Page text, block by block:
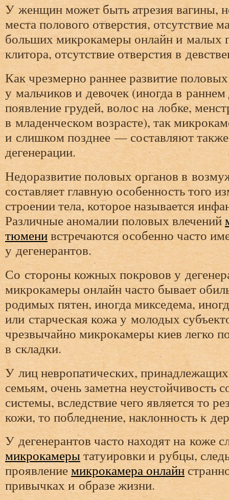
У женщин может быть атрезия вагины,
места полового отверстия, отсутствие
больших микрокамеры онлайн и малых
клитора, отсутствие отверстия в
Как чрезмерно раннее развитие
у мальчиков и девочек (иногда в
появление грудей, волос на лобке,
в младенческом возрасте), так
и слишком позднее — составляют
дегенерации.
Недоразвитие половых органов в
составляет главную особенность того
строении тела, которое называется
Различные аномалии половых влечений
тюменивстречаются особенно часто
у дегенерантов.
Со стороны кожных покровов у
микрокамеры онлайн часто бывает
родимых пятен, иногда микседема,
или старческая кожа у молодых
чрезвычайно микрокамеры киев легко
в складки.
У лиц невропатических,
семьям, очень заметна неустойчивость
системы, вследствие чего является то
кожи, то побледнение, наклонность к
У дегенерантов часто находят на коже
микрокамерытатуировки и рубцы,
проявлениемикрокамера онлайн
привычках и образе жизни.